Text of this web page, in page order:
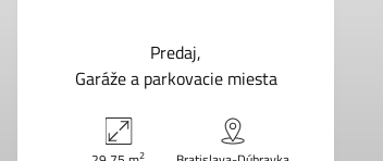
Predaj
Garáže a parkovacie miesta
2